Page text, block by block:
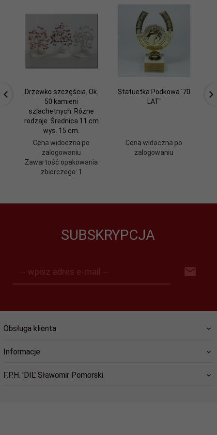
Drzewko szczęścia. Ok.
50 kamieni
szlachetnych. Różne
rodzaje. Średnica 11 cm
wys. 15 cm.
Cena widoczna po
zalogowaniu
Zawartość opakowania
zbiorczego: 1
Statuetka Podkowa '70
LAT'
Cena widoczna po
zalogowaniu
SUBSKRYPCJA
-- wpisz adres e-mail --
Obsługa klienta
Informacje
F.P.H. 'DIL' Sławomir Pomorski